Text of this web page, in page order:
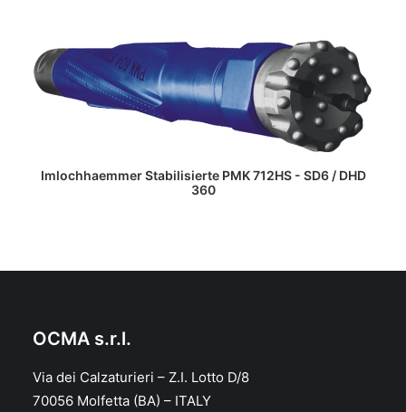
WEITERLESEN
Imlochhaemmer Stabilisierte PMK 712HS - SD6 / DHD
360
OCMA s.r.l.
Via dei Calzaturieri – Z.I. Lotto D/8
70056 Molfetta (BA) – ITALY